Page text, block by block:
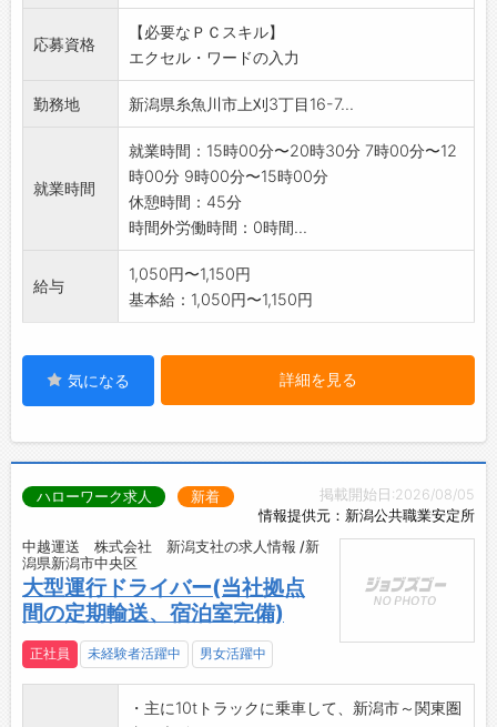
があります。
●Wワークでの就業(土日祝のみや時間帯によ
り)を希望する方
の相談も可能です。
『変更範囲:変更なし』
応募資格
【必要なＰＣスキル】
エクセル・ワードの入力
勤務地 新潟県糸魚川市上刈3丁目16-7...
就業時間
就業時間：15時00分〜20時30分 7時00分〜12
時00分 9時00分〜15時00分
休憩時間：45分
時間外労働時間：0時間...
給与
1,050円〜1,150円
基本給：1,050円〜1,150円
気になる 詳細を見る
掲載開始日:2026/08/05
情報提供元：新潟公共職業安定所
ハローワーク求人 新着
中越運送 株式会社 新潟支社の求人情報 /新
潟県新潟市中央区
大型運行ドライバー(当社拠点
間の定期輸送、宿泊室完備)
正社員 未経験者活躍中 男女活躍中
・主に10tトラックに乗車して、新潟市～関東圏